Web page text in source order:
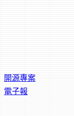
開源專案
電子報